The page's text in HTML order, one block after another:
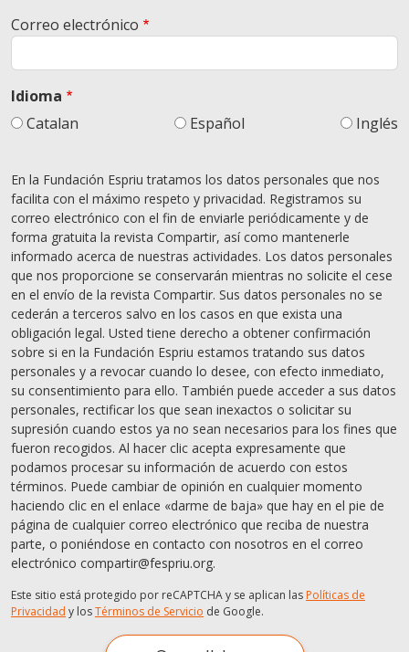
Correo electrónico
Idioma
Catalan
Español Inglés
En la Fundación Espriu tratamos los datos personales que nos
facilita con el máximo respeto y privacidad. Registramos su
correo electrónico con el fin de enviarle periódicamente y de
forma gratuita la revista Compartir, así como mantenerle
informado acerca de nuestras actividades. Los datos personales
que nos proporcione se conservarán mientras no solicite el cese
en el envío de la revista Compartir. Sus datos personales no se
cederán a terceros salvo en los casos en que exista una
obligación legal. Usted tiene derecho a obtener confirmación
sobre si en la Fundación Espriu estamos tratando sus datos
personales y a revocar cuando lo desee, con efecto inmediato,
su consentimiento para ello. También puede acceder a sus datos
personales, rectificar los que sean inexactos o solicitar su
supresión cuando estos ya no sean necesarios para los fines que
fueron recogidos. Al hacer clic acepta expresamente que
podamos procesar su información de acuerdo con estos
términos. Puede cambiar de opinión en cualquier momento
haciendo clic en el enlace «darme de baja» que hay en el pie de
página de cualquier correo electrónico que reciba de nuestra
parte, o poniéndose en contacto con nosotros en el correo
electrónico compartir@fespriu.org.
Este sitio está protegido por reCAPTCHA y se aplican las Políticas de
Privacidad y losTérminos de Servicio de Google.